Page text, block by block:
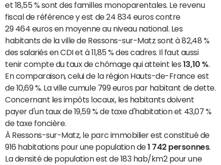
et 18,55 % sont des familles monoparentales. Le revenu
fiscal de référence y est de 24 834 euros contre
29 464 euros en moyenne au niveau national. Les
habitants de la ville de Ressons-sur-Matz sont à 82,48 %
des salariés en CDI et à 11,85 % des cadres. Il faut aussi
tenir compte du taux de chômage qui atteint les 13,10 %
En comparaison, celui de la région Hauts-de-France est
de 10,69 %. La ville cumule 799 euros par habitant de dette.
Concernant les impôts locaux, les habitants doivent
payer d'un taux de 19,59 % de taxe d'habitation et 43,07 %
de taxe foncière.
À Ressons-sur-Matz, le parc immobilier est constitué de
916 habitations pour une population de1 742 personnes.
La densité de population est de 183 hab/km2 pour une